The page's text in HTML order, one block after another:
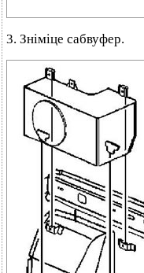
3. Зніміце сабвуфер.